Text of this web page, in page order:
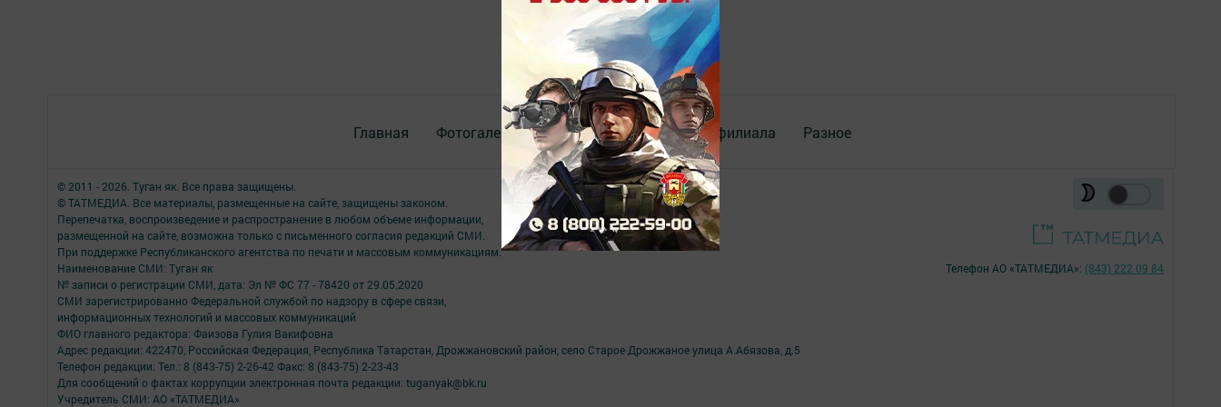
Главная Фотогалереи Опросы Документы филиала Разное
© 2011 - 2026. Туган як. Все права защищены.
© ТАТМЕДИА. Все материалы, размещенные на сайте, защищены законом.
Перепечатка, воспроизведение и распространение в любом объеме информации,
размещенной на сайте, возможна только с письменного согласия редакций СМИ.
При поддержке Республиканского агентства по печати и массовым коммуникациям.
Наименование СМИ: Туган як
№ записи о регистрации СМИ, дата: Эл № ФС 77 - 78420 от 29.05.2020
СМИ зарегистрированно Федеральной службой по надзору в сфере связи,
информационных технологий и массовых коммуникаций
ФИО главного редактора: Фаизова Гулия Вакифовна
Адрес редакции: 422470, Российская Федерация, Республика Татарстан, Дрожжановский район, село Старое Дрожжаное улица А.Абязова, д.5
Телефон редакции: Тел.: 8 (843-75) 2-26-42 Факс: 8 (843-75) 2-23-43
Для сообщений о фактах коррупции электронная почта редакции: tuganyak@bk.ru
Учредитель СМИ: АО «ТАТМЕДИА»
Телефон АО «ТАТМЕДИА»: (843) 222 09 84